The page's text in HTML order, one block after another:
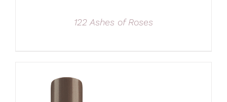
122 Ashes of Roses